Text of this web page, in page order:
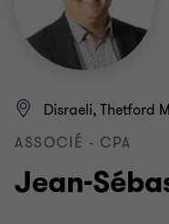
Jean-
Disraeli, Thetford
ASSOCIÉ - CPA